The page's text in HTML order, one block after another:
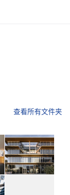
查看所有文件夹